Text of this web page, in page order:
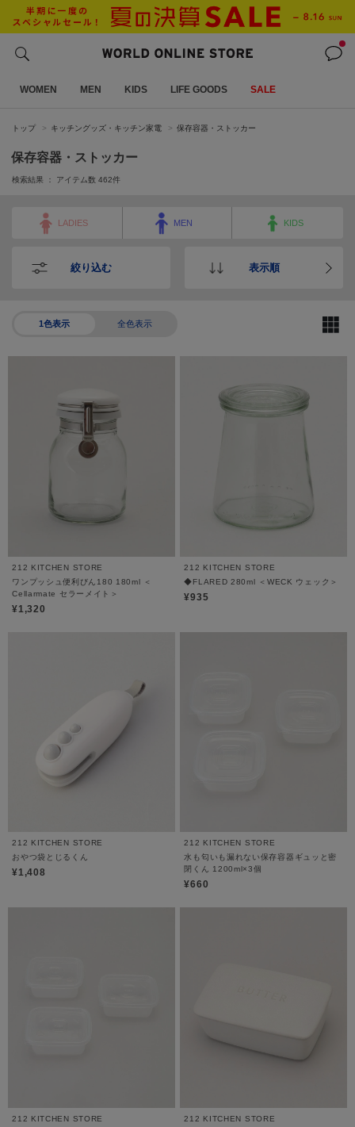
WOMEN MEN KIDS LIFE GOODS SALE
トップ キッチングッズ・キッチン家電 保存容器・ストッカー
保存容器・ストッカー
検索結果 ： アイテム数 462件
LADIES MEN KIDS
絞り込む 表示順
1色表示 全色表示
212 KITCHEN STORE
ワンプッシュ便利びん180 180ml ＜
Cellarmate セラーメイト＞
¥1,320
212 KITCHEN STORE
◆FLARED 280ml ＜WECK ウェック＞
¥935
212 KITCHEN STORE
おやつ袋とじるくん
¥1,408
212 KITCHEN STORE
水も匂いも漏れない保存容器ギュッと密
閉くん 1200ml×3個
¥660
212 KITCHEN STORE
212 KITCHEN STORE